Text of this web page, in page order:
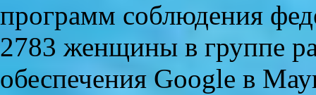
программ соблюдения
2783 женщины в группе
обеспечения Google в